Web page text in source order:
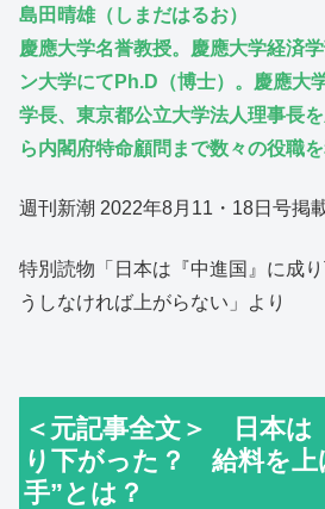
島田晴雄（しまだはるお）
慶應大学名誉教授。慶應大学経済
ン大学にてPh.D（博士）。慶應大
学長、東京都公立大学法人理事長
ら内閣府特命顧問まで数々の役職を
週刊新潮 2022年8月11・18日号掲
特別読物「日本は『中進国』に成
うしなければ上がらない」より
＜元記事全文＞ 日本は
り下がった？ 給料を上
手”とは？